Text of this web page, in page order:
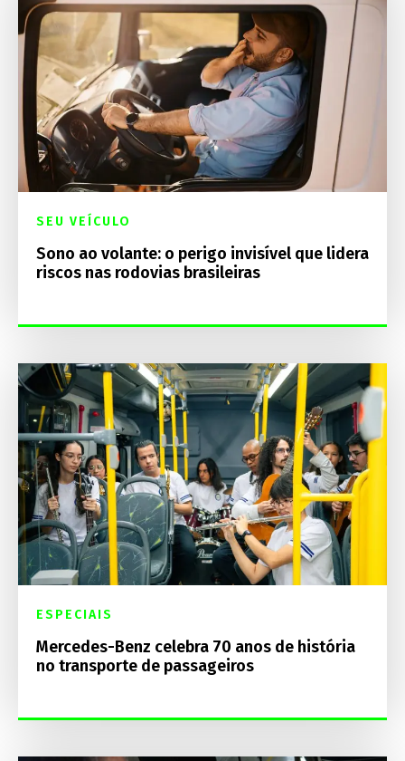
SEU VEÍCULO
Sono ao volante: o perigo invisível que lidera
riscos nas rodovias brasileiras
ESPECIAIS
Mercedes-Benz celebra 70 anos de história
no transporte de passageiros